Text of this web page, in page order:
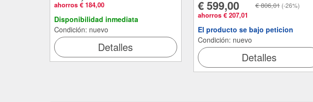
ahorros € 184,00
Disponibilidad inmediata
Condición: nuevo
Detalles
€ 599,00
ahorros € 207,01
€ 806,01(-26%)
El producto se bajo peticion
Condición: nuevo
Detalles